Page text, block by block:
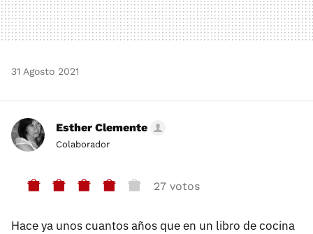
31 Agosto 2021
Esther Clemente
Colaborador
27 votos
Hace ya unos cuantos años que en un libro de cocina